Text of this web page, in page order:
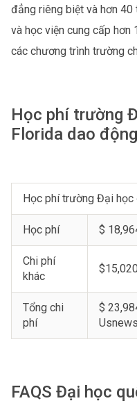
đẳng riêng biệt và hơn 40
và học viện cung cấp hơn
các chương trình trường
Học phí trường
Florida dao
Học phí trường Đại học
Học phí $
Chi phí
khác
$15,020
Tổng chi
phí
$
FAQS Đại học